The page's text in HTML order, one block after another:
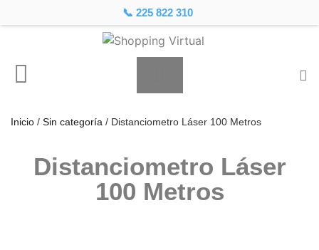
📞 225 822 310
Inicio / Sin categoría / Distanciometro Láser 100 Metros
Distanciometro Láser
100 Metros